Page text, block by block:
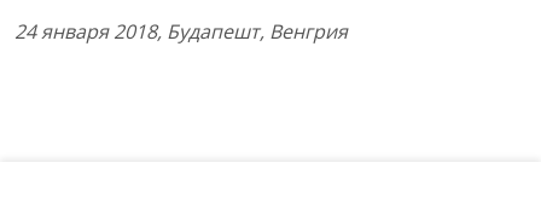
24 января 2018, Будапешт, Венгрия